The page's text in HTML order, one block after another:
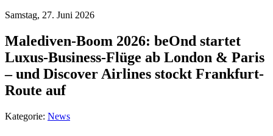
Samstag, 27. Juni 2026
Malediven-Boom 2026: beOnd startet
Luxus-Business-Flüge ab London & Paris
– und Discover Airlines stockt Frankfurt-
Route auf
Kategorie: News